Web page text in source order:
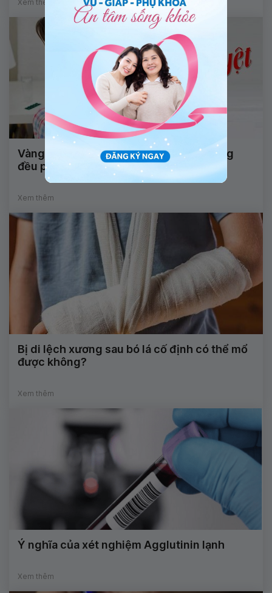
Xem thêm
Vàng da, thiếu máu và kinh nguyệt không
đều phải làm sao?
Xem thêm
Bị di lệch xương sau bó lá cố định có thể mổ
được không?
Xem thêm
Ý nghĩa của xét nghiệm Agglutinin lạnh
Xem thêm